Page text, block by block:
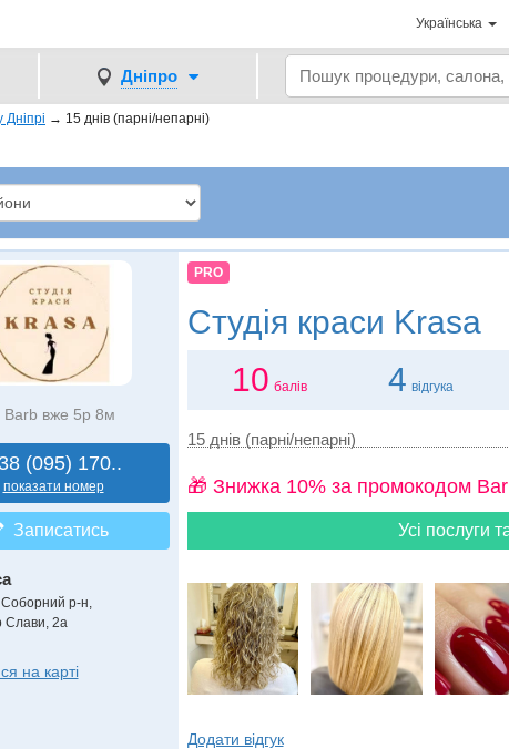
Українська
Дніпро
Дніпрі → 15 днів (парні/непарні)
Barb вже 5р 8м
(095) 170..
показати номер
Записатись
Соборний р-н
Слави, 2a
на карті
PRO
Студія краси Krasa
10 балів 4 відгука
15 днів (парні/непарні)
🎁 Знижка 10% за промокодом
Усі послуги
Додати відгук